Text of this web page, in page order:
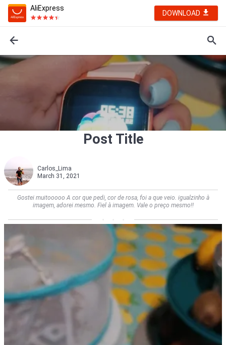
AliExpress
DOWNLOAD
Post Title
Carlos_Lima
March 31, 2021
Gostei muitooooo A cor que pedi, cor de rosa, foi a que veio. igualzinho à
imagem, adorei mesmo. Fiel à imagem. Vale o preço mesmo!!